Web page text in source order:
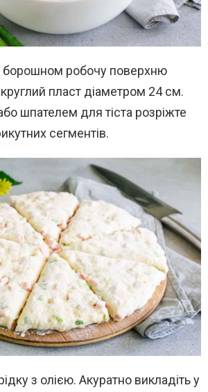
робочу поверхню
круглий пласт діаметром 24 см.
шпателем для тіста розріжте
сегментів.
з олією. Акуратно викладіть у